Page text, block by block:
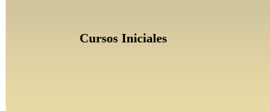
Cursos Iniciales